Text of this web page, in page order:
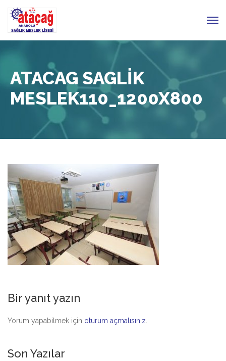
ATACAG SAGLIK
MESLEK110_1200X800
Bir yanıt yazın
Yorum yapabilmek için oturum açmalısınız
Son Yazılar